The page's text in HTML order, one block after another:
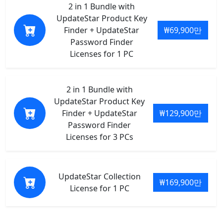
2 in 1 Bundle with
UpdateStar Product Key
Finder + UpdateStar
Password Finder
Licenses for 1 PC
₩69,900만
2 in 1 Bundle with
UpdateStar Product Key
Finder + UpdateStar
Password Finder
Licenses for 3 PCs
₩129,900만
UpdateStar Collection
License for 1 PC
₩169,900만